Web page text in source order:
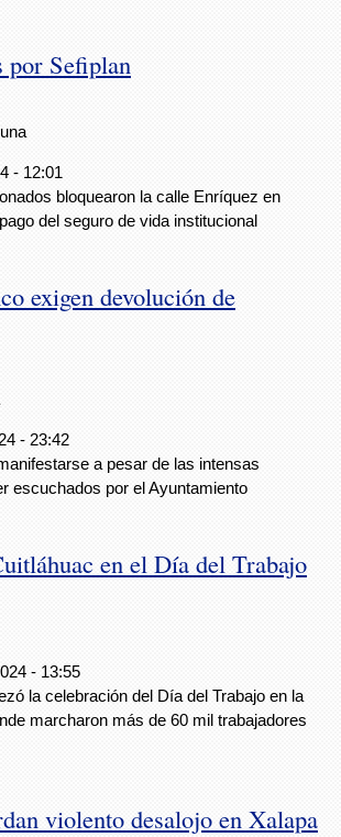
por Sefiplan
- 12:01
bloquearon la calle Enríquez en
del seguro de vida institucional
exigen devolución de
- 23:42
a pesar de las intensas
escuchados por el Ayuntamiento
en el Día del Trabajo
- 13:55
la celebración del Día del Trabajo en la
marcharon más de 60 mil trabajadores
violento desalojo en Xalapa